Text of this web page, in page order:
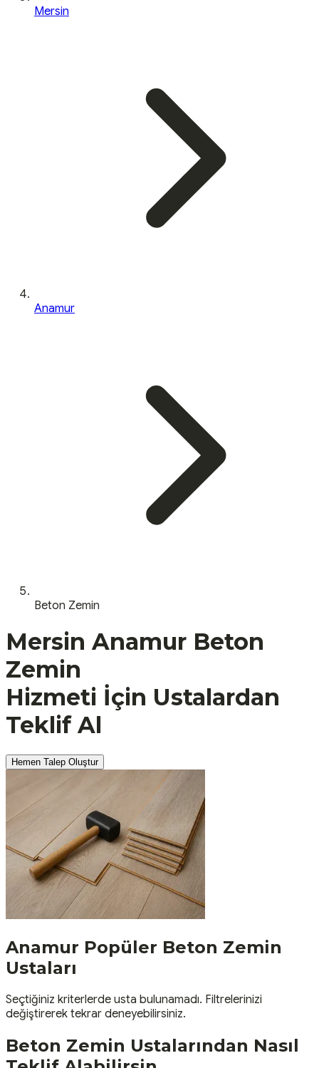
Mersin
Anamur
Beton Zemin
Mersin Anamur Beton
Zemin
Hizmeti İçin Ustalardan
Teklif Al
Hemen Talep Oluştur
Anamur Popüler Beton Zemin
Ustaları
Seçtiğiniz kriterlerde usta bulunamadı. Filtrelerinizi
değiştirerek tekrar deneyebilirsiniz.
Beton Zemin Ustalarından Nasıl